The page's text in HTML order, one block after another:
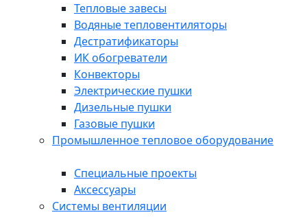
Тепловые завесы
Водяные тепловентиляторы
Дестратификаторы
ИК обогреватели
Конвекторы
Электрические пушки
Дизельные пушки
Газовые пушки
Промышленное тепловое оборудование
Специальные проекты
Аксессуары
Системы вентиляции